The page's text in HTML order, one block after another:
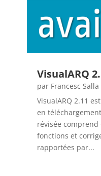
VisualARQ
par Francesc Salla
VisualARQ 2.11
en
révisée
fonctions et
rapportées par...